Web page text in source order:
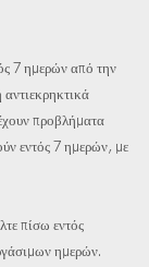
7 ημερών από την
προβλήματα
εντός 7 ημερών, με
πίσω εντός
ημερών.